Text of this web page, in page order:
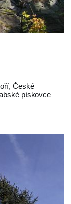
, České
pískovce